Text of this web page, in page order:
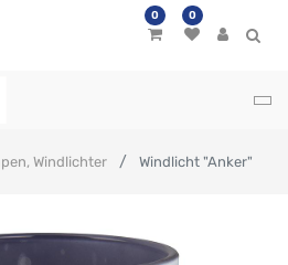
0 0
Windlichter Windlicht "Anker"